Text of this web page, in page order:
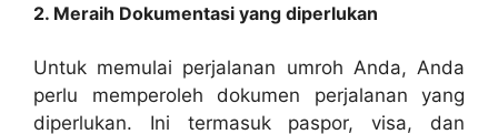
2. Meraih Dokumentasi yang diperlukan
Untuk memulai perjalanan umroh Anda, Anda
perlu memperoleh dokumen perjalanan yang
diperlukan. Ini termasuk paspor, visa, dan